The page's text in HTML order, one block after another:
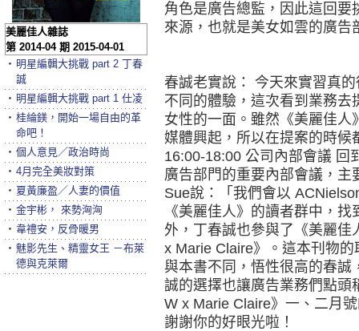
角色是廣告總監，因此這回
來源，也就是美女如雲的廣告
春誠老實說： 今天來實習真
不同的體驗，這次看到業務
女性的一面。雖然《美麗佳
媒體興起，所以在提案的時候
16:00-18:00 公司內部會議 回
廣告部門的重要內部會議，
Sue說：「我們會以
《美麗佳人》的讀者群中，
外，丁春誠也參與了《美麗
x Marie Claire》。這本刊物
與本書不同，悟性很高的春誠
誠的選擇也讓廣告業務們點頭
W x Marie Claire》一、二月
謝謝你的好眼光啦！
美麗佳人雜誌
第 2014-04 期 2015-04-01
‧ 明星編輯大挑戰 part 2 丁春
誠
‧ 明星編輯大挑戰 part 1 仕凌
‧ 桂綸鎂，開始一場自由的革
命吧！
‧ 個人意見／政治時尚
‧ 4月完全美妝對策
‧ 夏黃廉盈／人妻的價值
‧ 金宇彬， 來勢洶洶
‧ 韋禮安，反骨暖男
‧ 魅影先生、精靈女王 －布萊
德與克萊爾